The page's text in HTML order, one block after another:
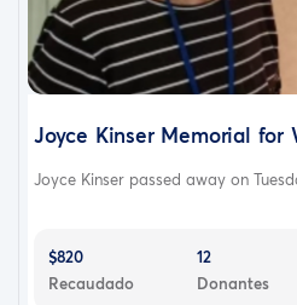
Joyce Kinser Memorial for
Joyce Kinser passed away on
$820
Recaudado
12
Donantes